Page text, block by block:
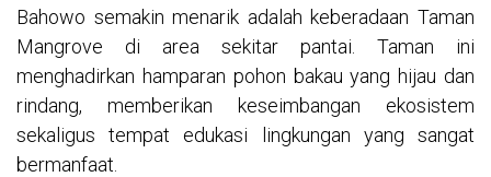
Bahowo semakin menarik adalah keberadaan Taman
Mangrove di area sekitar pantai. Taman ini
menghadirkan hamparan pohon bakau yang hijau dan
rindang, memberikan keseimbangan ekosistem
sekaligus tempat edukasi lingkungan yang sangat
bermanfaat.